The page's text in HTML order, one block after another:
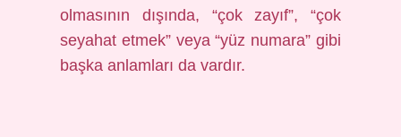
olmasının dışında, “çok zayıf”, “çok
seyahat etmek” veya “yüz numara” gibi
başka anlamları da vardır.